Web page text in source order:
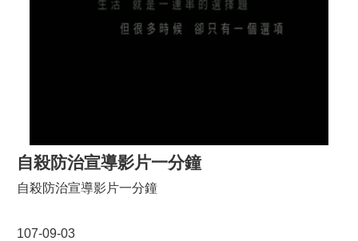
自殺防治宣導影片一分鐘
107-09-03
自殺防治宣導影片一分鐘